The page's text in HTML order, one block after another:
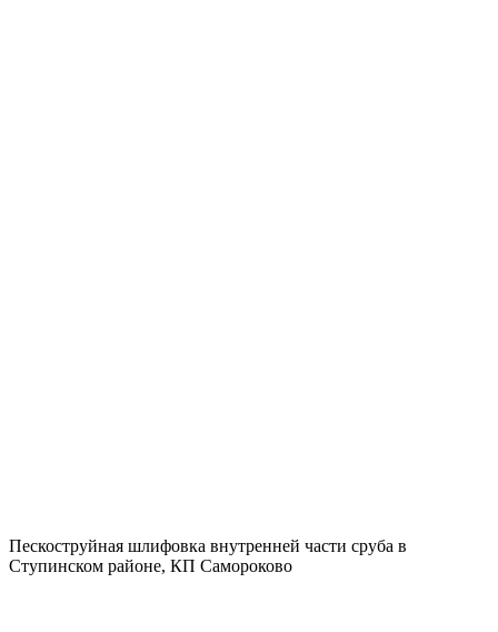
Пескоструйная шлифовка внутренней части сруба в
Ступинском районе, КП Самороково